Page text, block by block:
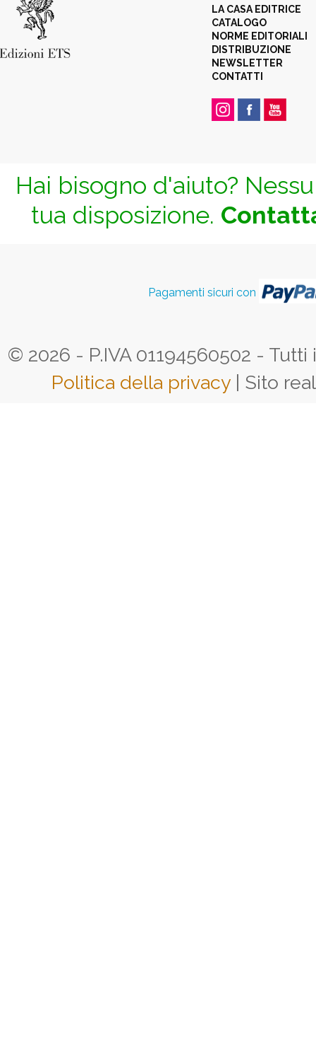
LA CASA EDITRICE
CATALOGO
NORME EDITORIALI
DISTRIBUZIONE
NEWSLETTER
CONTATTI
Hai bisogno d'aiuto?
tua disposizione.
Pagamenti sicuri con
© 2026 - P.IVA 01194560502 -
Politica della privacy | Sito